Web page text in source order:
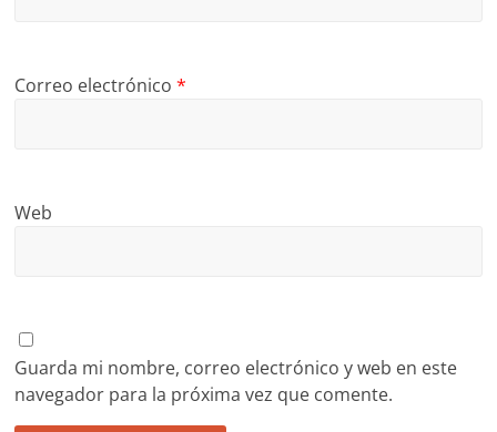
Correo electrónico*
Web
Guarda mi nombre, correo electrónico y web en este
navegador para la próxima vez que comente.